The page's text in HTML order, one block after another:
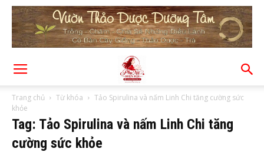
Trang chủ Từ khóa
Tảo Spirulina và nấm Linh Chi tăng cường sức
khỏe
Tag: Tảo Spirulina và nấm Linh Chi tăng
cường sức khỏe